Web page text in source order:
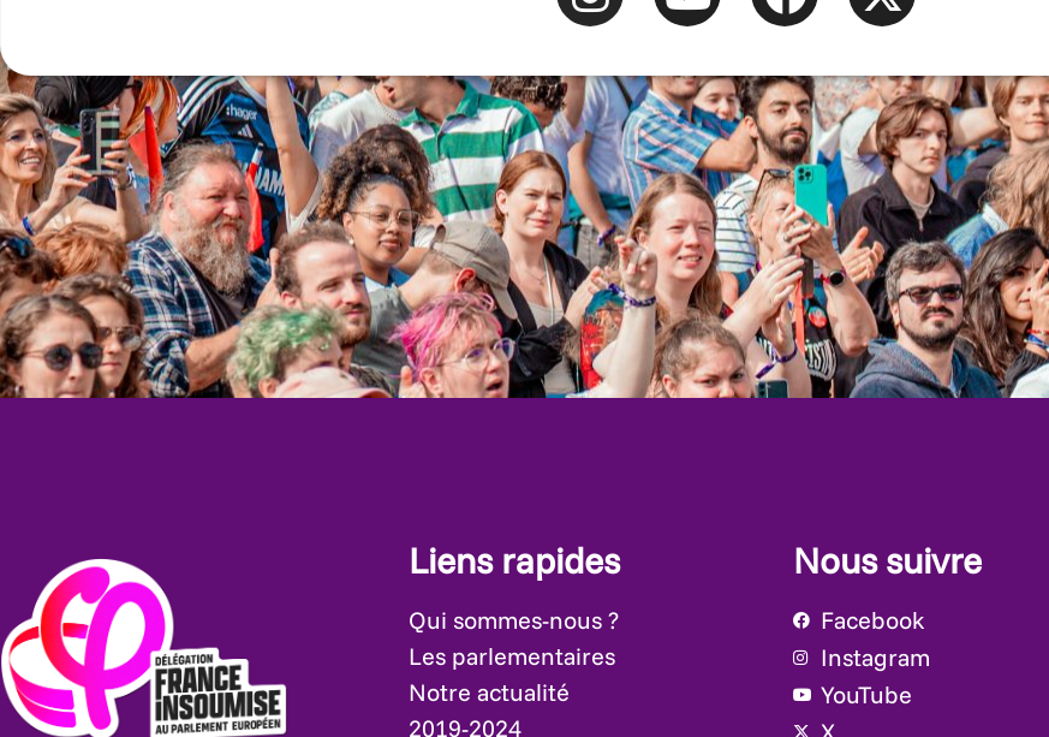
Liens rapides
Qui sommes-nous ?
Les parlementaires
Notre actualité
2019-2024
Nous suivre
Facebook
Instagram
YouTube